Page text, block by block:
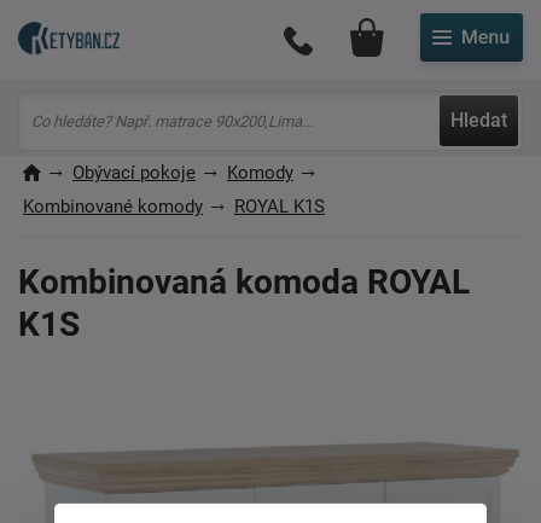
Hledat
Můj účet
Obývací pokoje
Komody
Kombinované komody
ROYAL K1S
Kombinovaná komoda ROYAL
K1S